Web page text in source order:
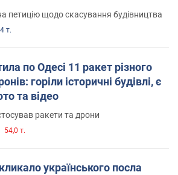
петицію щодо скасування будівництва
т.
по Одесі 11 ракет різного
горіли історичні будівлі, є
та відео
ракети та дрони
54,0 т.
українського посла